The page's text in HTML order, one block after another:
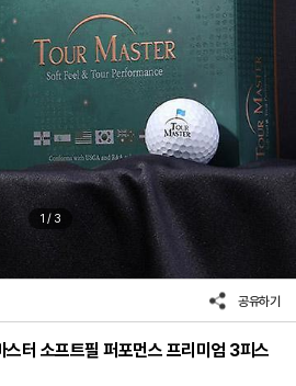
1 / 3
공유하기
터 소프트필 퍼포먼스 프리미엄 3피스